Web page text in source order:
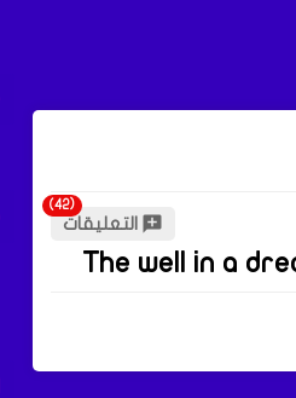
التعليقات